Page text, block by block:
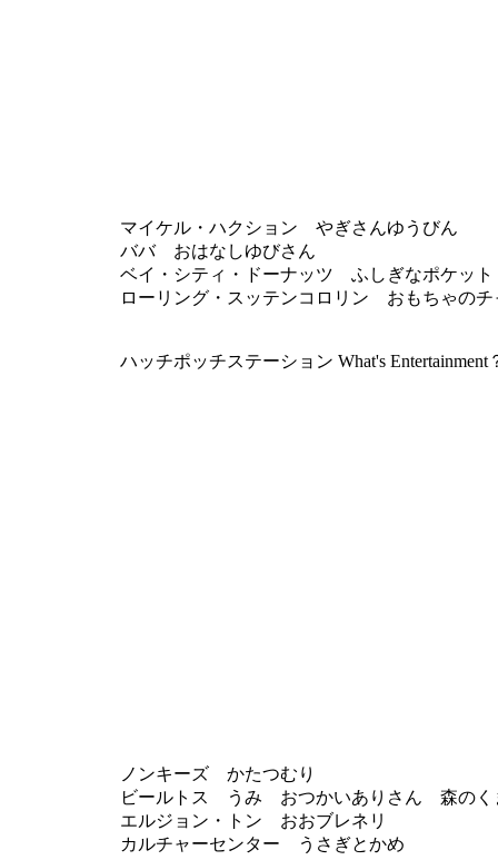
マイケル・ハクション やぎさんゆうびん
ババ おはなしゆびさん
ベイ・シティ・ドーナッツ ふしぎなポケット
ローリング・スッテンコロリン おもちゃのチ
ハッチポッチステーション What's Entertainment
ノンキーズ かたつむり
ビールトス うみ おつかいありさん 森のく
エルジョン・トン おおブレネリ
カルチャーセンター うさぎとかめ